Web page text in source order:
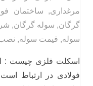
مرغداری, ساختمان
گرگان, سوله گرگان,
سوله, قیمت سوله,
اسکلت فلزی چیست :
فولادی در ارتباط